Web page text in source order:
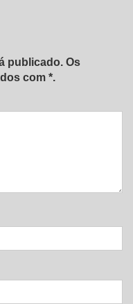
publicado. Os
com *.